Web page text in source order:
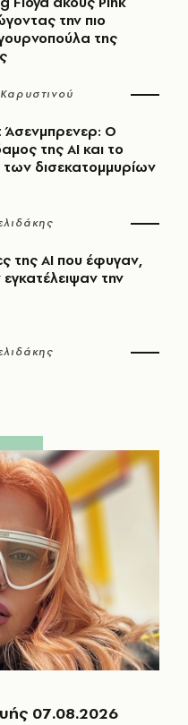
την πιο
της
Άσενμπρενερ: Ο
της AI και το
των δισεκατομμυρίων
της ΑΙ που έφυγαν,
την
07.08.2026